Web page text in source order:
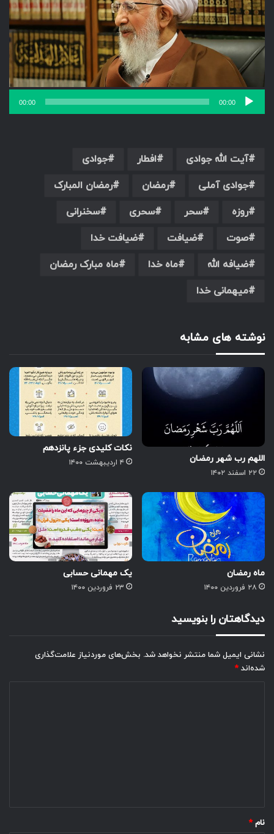
00:00
00:00
آیت الله جوادی افطار
جوادی
جوادی آملی
رمضان
رمضان المبارک
روزه
سحر سحری
سخنرانی
صوت
ضیافت
ضیافت خدا
ضیافه الله
ماه خدا
ماه مبارک رمضان
میهمانی خدا
نوشته های مشابه
اللهم رب شهر رمضان
۲۲ اسفند ۱۴۰۲
نکات کلیدی جزء پانزدهم
۴ اردیبهشت ۱۴۰۰
ماه رمضان
۲۸ فروردین ۱۴۰۰
یک مهمانی حسابی
۲۳ فروردین ۱۴۰۰
دیدگاهتان را بنویسید
نشانی ایمیل شما منتشر نخواهد شد. بخش‌های موردنیاز علامت‌گذاری
شده‌اند *
نام *